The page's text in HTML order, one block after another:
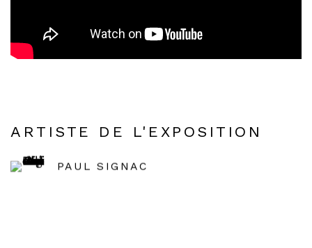
ARTISTE DE L'EXPOSITION
PAUL SIGNAC